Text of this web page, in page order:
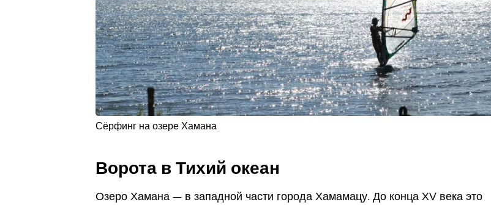
Сёрфинг на озере Хамана
Ворота в Тихий океан
Озеро Хамана — в западной части города Хамамацу. До конца XV века это